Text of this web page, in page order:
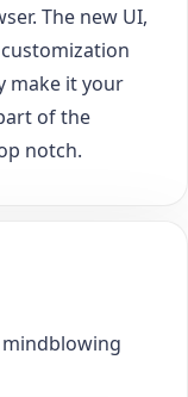
The new UI,
make it your
of the
notch.
mindblowing